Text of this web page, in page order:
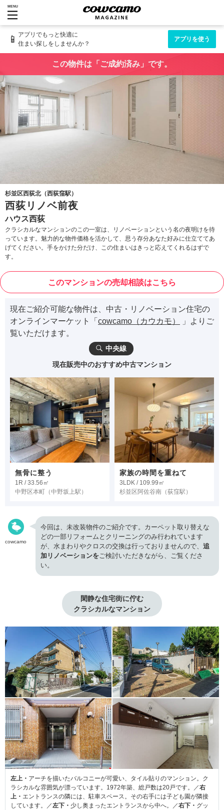
MENU
📱 アプリでもっと快適に
住まい探しをしませんか？
アプリを使う
この物件は「ご成約済み」です。
杉並区西荻北（西荻窪駅）
西荻リノベ前夜
ハウス西荻
クラシカルなマンションのこの一室は、リノベーションという名の夜明けを待
っています。魅力的な物件価格を活かして、思う存分あなた好みに仕立ててあ
げてください。手をかけた分だけ、この住まいはきっと応えてくれるはずで
す。
このマンションの売却相談はこちら
現在ご紹介可能な物件は、中古・リノベーション住宅の
オンラインマーケット「 cowcamo（カウカモ）
」よりご
覧いただけます。
中央線
現在販売中のおすすめ中古マンション
無骨に整う
1R / 33.56㎡
中野区本町 （中野坂上駅）
家族の時間を重ねて
3LDK / 109.99㎡
杉並区阿佐谷南 （荻窪駅）
cowcamo
今回は、未改装物件のご紹介です。カーペット取り替えな
どの一部リフォームとクリーニングのみ行われています
が、水まわりやクロスの交換は行っておりませんので、 追
加リノベーションをご検討いただきながら、ご覧くださ
い。
閑静な住宅街に佇む
クラシカルなマンション
左上・ アーチを描いたバルコニーが可愛い、タイル貼りのマンション。ク
ラシカルな雰囲気が漂っています。1972年築、総戸数は20戸です。／右
上・ エントランスの隣には、駐車スペース。その右手には子ども園が隣接
しています。／左下・ 少し奥まったエントランスから中へ。／右下・ グッ